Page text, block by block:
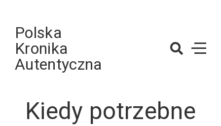
contentPolska
Kronika
Autentyczna
Kiedy potrzebne